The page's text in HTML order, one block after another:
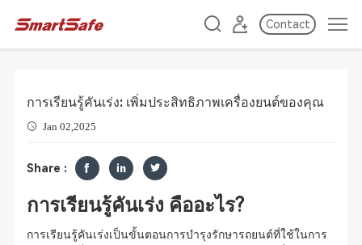
Contact
การเรียนรู้คันเร่ง: เพิ่มประสิทธิภาพเครื่องยนต์ของคุณ
Jan 02,2025
Share :
การเรียนรู้คันเร่ง คืออะไร?
การเรียนรู้คันเร่งเป็นขั้นตอนการบำรุงรักษารถยนต์ที่ใช้ในการ